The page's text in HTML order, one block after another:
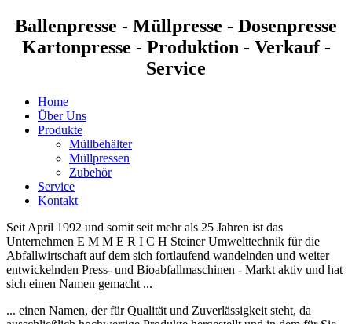
Ballenpresse - Müllpresse - Dosenpresse
Kartonpresse - Produktion - Verkauf -
Service
Home
Über Uns
Produkte
Müllbehälter
Müllpressen
Zubehör
Service
Kontakt
Seit April 1992 und somit seit mehr als 25 Jahren ist das
Unternehmen E M M E R I C H Steiner Umwelttechnik für die
Abfallwirtschaft auf dem sich fortlaufend wandelnden und weiter
entwickelnden Press- und Bioabfallmaschinen - Markt aktiv und hat
sich einen Namen gemacht ...
... einen Namen, der für Qualität und Zuverlässigkeit steht, da